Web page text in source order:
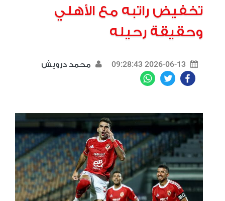
تخفيض راتبه مع الأهلي
وحقيقة رحيله
2026-06-13 09:28:43 محمد درويش
Facebook
Twitter